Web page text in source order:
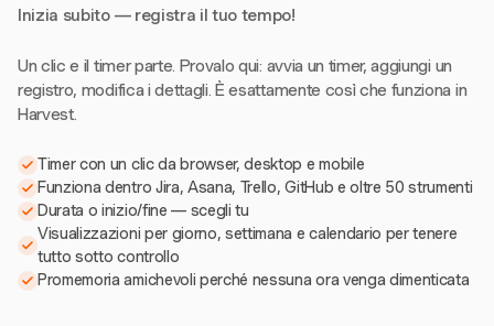
Inizia subito — registra il tuo tempo!
Un clic e il timer parte. Provalo qui: avvia un timer, aggiungi un
registro, modifica i dettagli. È esattamente così che funziona in
Harvest.
Timer con un clic da browser, desktop e mobile
Funziona dentro Jira, Asana, Trello, GitHub e oltre 50 strumenti
Durata o inizio/fine — scegli tu
Visualizzazioni per giorno, settimana e calendario per tenere
tutto sotto controllo
Promemoria amichevoli perché nessuna ora venga dimenticata